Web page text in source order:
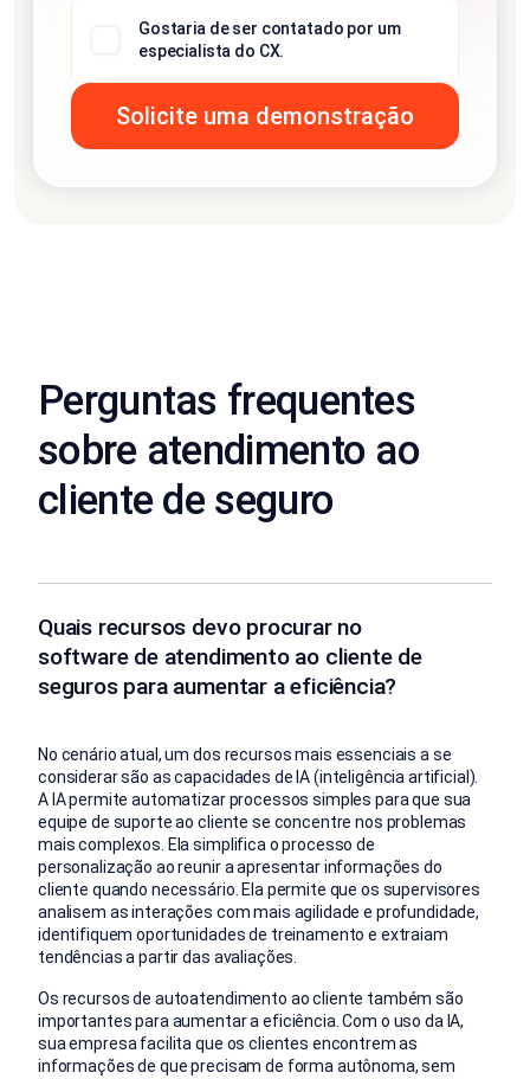
Gostaria de ser contatado por um
especialista do CX.
Perguntas frequentes
sobre atendimento ao
cliente de seguro
Quais recursos devo procurar no
software de atendimento ao cliente de
seguros para aumentar a eficiência?
No cenário atual, um dos recursos mais essenciais a se
considerar são as capacidades de IA (inteligência artificial).
A IA permite automatizar processos simples para que sua
equipe de suporte ao cliente se concentre nos problemas
mais complexos. Ela simplifica o processo de
personalização ao reunir a apresentar informações do
cliente quando necessário. Ela permite que os supervisores
analisem as interações com mais agilidade e profundidade,
identifiquem oportunidades de treinamento e extraiam
tendências a partir das avaliações.
Os recursos de autoatendimento ao cliente também são
importantes para aumentar a eficiência. Com o uso da IA,
sua empresa facilita que os clientes encontrem as
informações de que precisam de forma autônoma, sem